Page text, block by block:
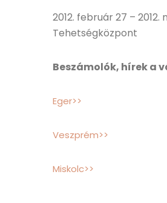
2012. február 27 –
Tehetségközpont
Beszámolók, hírek a
Eger>>
Veszprém>>
Miskolc>>